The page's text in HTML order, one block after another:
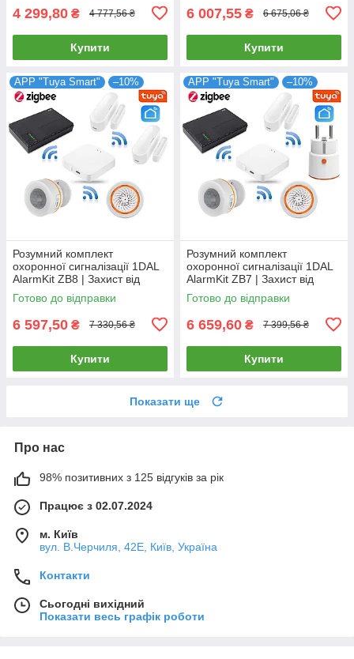
4 299,80 ₴ 4 777,56 ₴
Купити
6 007,55 ₴ 6 675,06 ₴
Купити
APP "Tuya Smart" –10%
Розумний комплект
охоронної сигналізації 1DAL
AlarmKit ZB8 | Захист від
проникнення в будинок |
Tuya ZigBee
Готово до відправки
6 597,50 ₴ 7 330,56 ₴
Купити
APP "Tuya Smart" –10%
Розумний комплект
охоронної сигналізації 1DAL
AlarmKit ZB7 | Захист від
проникнення в будинок |
Tuya ZigBee
Готово до відправки
6 659,60 ₴ 7 399,56 ₴
Купити
Показати ще
Про нас
98% позитивних з 125 відгуків за рік
Працює з 02.07.2024
м. Київ
вул. В.Черчиля, 42Е, Київ, Україна
Контакти
Сьогодні вихідний
Показати весь графік роботи